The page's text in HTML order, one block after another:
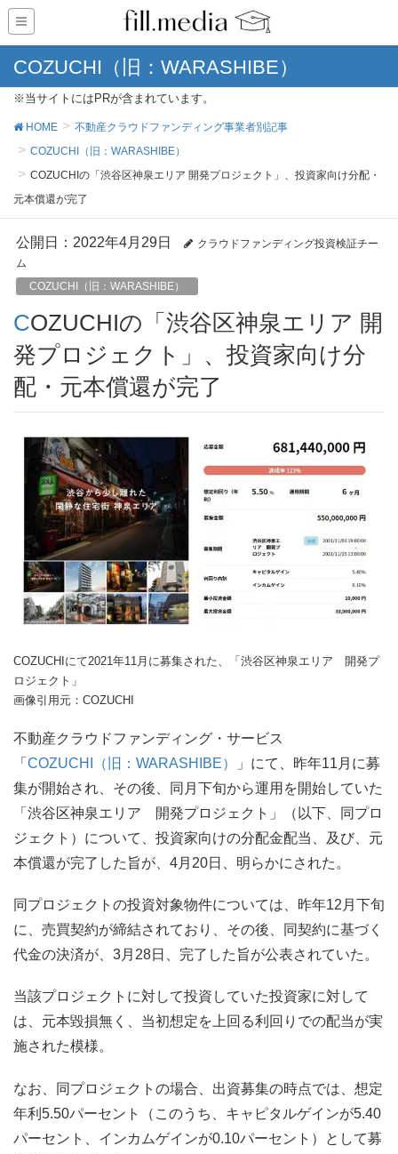
COZUCHI（旧：WARASHIBE）
※当サイトにはPRが含まれています。
HOME
不動産クラウドファンディング事業者別記事
COZUCHI（旧：WARASHIBE）
COZUCHIの「渋谷区神泉エリア 開発プロジェクト」、投資家向け分配・
元本償還が完了
公開日： 2022年4月29日
クラウドファンディング投資検証チー
ム
COZUCHI（旧：WARASHIBE）
COZUCHIの「渋谷区神泉エリア 開
発プロジェクト」、投資家向け分
配・元本償還が完了
COZUCHIにて2021年11月に募集された、「渋谷区神泉エリア 開発プ
ロジェクト」
画像引用元：COZUCHI
不動産クラウドファンディング・サービス
「 COZUCHI（旧：WARASHIBE）
」にて、昨年11月に募
集が開始され、その後、同月下旬から運用を開始していた
「渋谷区神泉エリア 開発プロジェクト」（以下、同プロ
ジェクト）について、投資家向けの分配金配当、及び、元
本償還が完了した旨が、4月20日、明らかにされた。
同プロジェクトの投資対象物件については、昨年12月下旬
に、売買契約が締結されており、その後、同契約に基づく
代金の決済が、3月28日、完了した旨が公表されていた。
当該プロジェクトに対して投資していた投資家に対して
は、元本毀損無く、当初想定を上回る利回りでの配当が実
施された模様。
なお、同プロジェクトの場合、出資募集の時点では、想定
年利5.50パーセント（このうち、キャピタルゲインが5.40
パーセント、インカムゲインが0.10パーセント）として募